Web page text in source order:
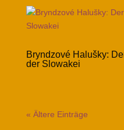
Bryndzové Halušky:
der Slowakei
« Ältere Einträge